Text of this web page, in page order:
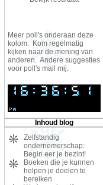
Meer poll's onderaan deze
kolom. Kom regelmatig
kijken naar de mening van
anderen. Andere suggesties
voor poll's mail mij.
Inhoud blog
Zelfstandig
ondernemerschap:
Begin eer je bezint!
Boeken die je kunnen
helpen je doelen te
bereiken